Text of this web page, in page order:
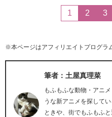
1 2 3
※本ページはアフィリエイトプログラ
筆者：土屋真理菜
もふもふな動物・アニ
うな新アニメを探して
ときや、街でもふもふ